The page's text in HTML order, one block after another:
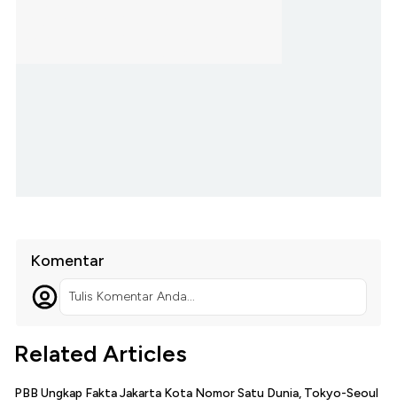
Komentar
Tulis Komentar Anda...
Related Articles
PBB Ungkap Fakta Jakarta Kota Nomor Satu Dunia, Tokyo-Seoul